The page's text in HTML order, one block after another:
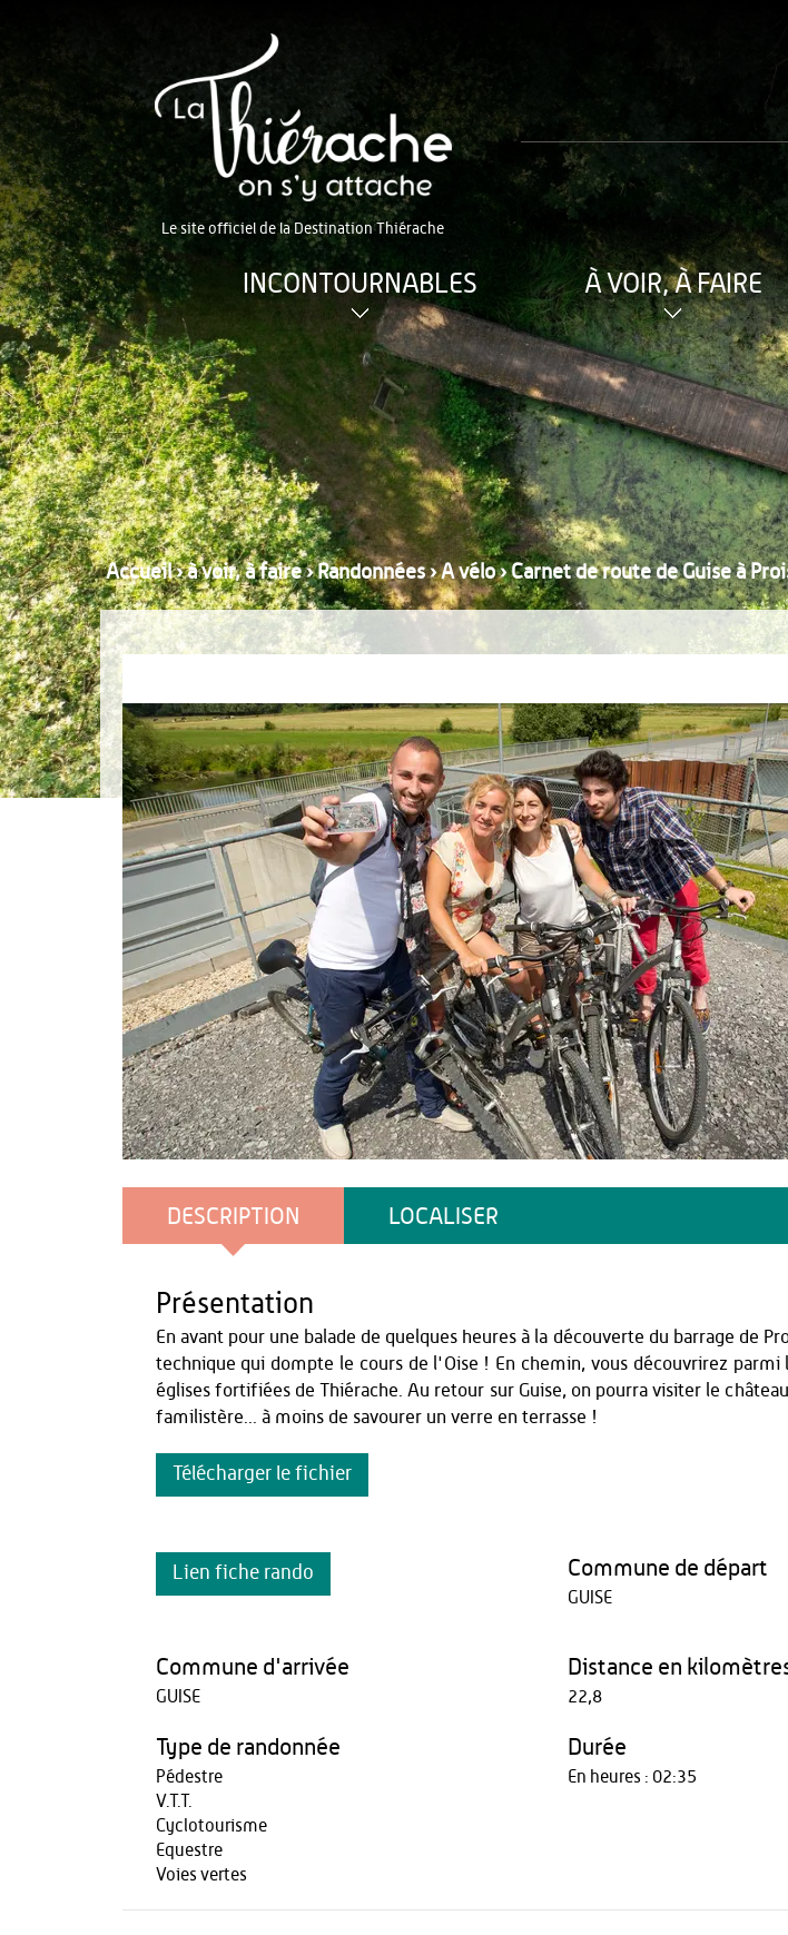
Le site officiel de la Destination Thiérache
INCONTOURNABLES À VOIR, À FAIRE
Accueil›à voir, à faire›Randonnées›A vélo›Carnet de route de Guise à
DESCRIPTION LOCALISER
Présentation
En avant pour une balade de quelques heures à la découverte du barrage de
technique qui dompte le cours de l'Oise ! En chemin, vous découvrirez parmi
églises fortifiées de Thiérache. Au retour sur Guise, on pourra visiter le
familistère... à moins de savourer un verre en terrasse !
Télécharger le fichier
Lien fiche rando Commune de départ
GUISE
Commune d'arrivée
GUISE
Distance en
22,8
Type de randonnée
Pédestre
V.T.T.
Cyclotourisme
Equestre
Voies vertes
Durée
En heures : 02:35